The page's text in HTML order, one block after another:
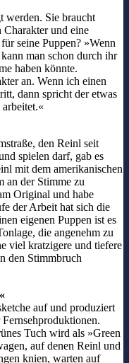
werden. Sie braucht
und eine
seine Puppen? »Wenn
man schon durch ihr
haben könnte.
an. Wenn ich einen
dann spricht der etwas
den Reinl seit
spielen darf, gab es
mit dem amerikanischen
an der Stimme zu
Original und habe
der Arbeit hat sich die
eigenen Puppen ist es
die angenehm zu
viel kratzigere und tiefere
den Stimmbruch
auf und produziert
Tuch wird als »Green
auf denen Reinl und
knien, warten auf